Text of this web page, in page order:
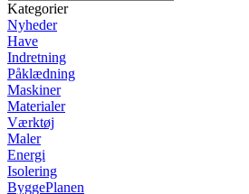
Kategorier
Nyheder
Have
Indretning
Påklædning
Maskiner
Materialer
Værktøj
Maler
Energi
Isolering
ByggePlanen